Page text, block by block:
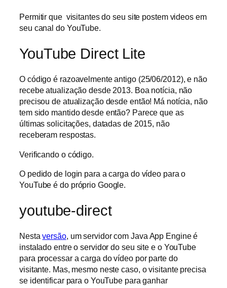
Permitir que visitantes do seu site postem videos em
seu canal do YouTube.
YouTube Direct Lite
O código é razoavelmente antigo (25/06/2012), e não
recebe atualização desde 2013. Boa notícia, não
precisou de atualização desde então! Má notícia, não
tem sido mantido desde então? Parece que as
últimas solicitações, datadas de 2015, não
receberam respostas.
Verificando o código.
O pedido de login para a carga do vídeo para o
YouTube é do próprio Google.
youtube-direct
Nestaversão, um servidor com Java App Engine é
instalado entre o servidor do seu site e o YouTube
para processar a carga do vídeo por parte do
visitante. Mas, mesmo neste caso, o visitante precisa
se identificar para o YouTube para ganhar